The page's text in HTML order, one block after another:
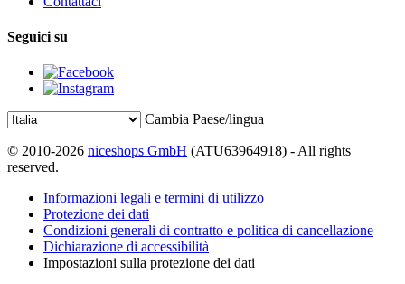
Seguici su
Cambia Paese/lingua
© 2010-2026 niceshops GmbH (ATU63964918) - All rights
reserved.
Informazioni legali e termini di utilizzo
Protezione dei dati
Condizioni generali di contratto e politica di cancellazione
Dichiarazione di accessibilità
Impostazioni sulla protezione dei dati